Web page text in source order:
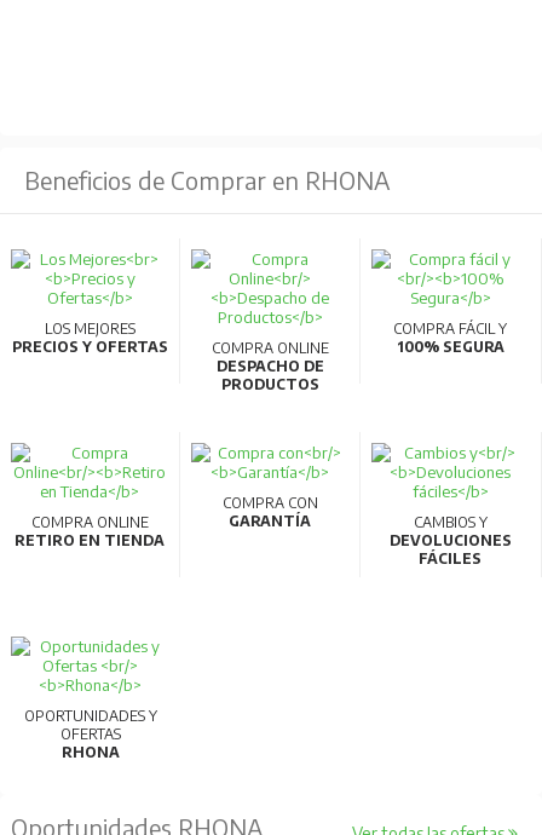
Beneficios de Comprar en RHONA
LOS MEJORES
PRECIOS Y OFERTAS
COMPRA ONLINE
DESPACHO DE
PRODUCTOS
COMPRA FÁCIL Y
100% SEGURA
COMPRA ONLINE
RETIRO EN TIENDA
COMPRA CON
GARANTÍA
CAMBIOS Y
DEVOLUCIONES
FÁCILES
OPORTUNIDADES Y
OFERTAS
RHONA
Oportunidades RHONA